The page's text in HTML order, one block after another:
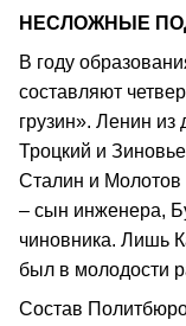
НЕСЛОЖНЫЕ
В году
составляют
грузин». Ленин из
Троцкий и
Сталин и
– сын инженера,
чиновника. Лишь
был в молодости
Состав